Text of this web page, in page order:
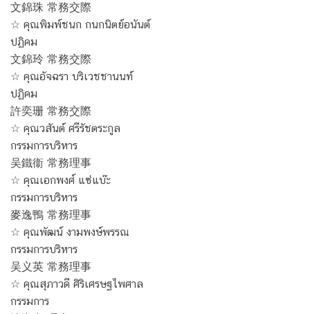
文錦珠 常務交際
☆ คุณพิมพ์ชนก กนกนิตย์อนันต์
ปฏิคม
文錦玲 常務交際
☆ คุณอัจฉรา บริเวชชานนท์
ปฏิคม
許奕珊 常務交際
☆ คุณวสันต์ ศรีรัชตระกูล
กรรมการบริหาร
吴鐵衞 常務理事
☆ คุณเอกพงศ์ แซ่แบ๊ะ
กรรมการบริหาร
麥逸鴨 常務理事
☆ คุณพัฒน์ งามพงษ์พรรณ
กรรมการบริหาร
吴义英 常務理事
☆ คุณสุภาวดี ศิริเศรษฐไพศาล
กรรมการ